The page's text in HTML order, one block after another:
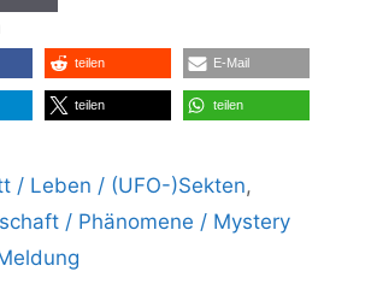
teilen E-Mail
teilen teilen
/ Leben / (UFO-)Sekten,
/ Phänomene / Mystery